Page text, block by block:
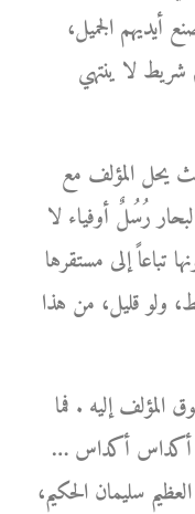
أيديهم الجميل،
شريط لا ينتهي
يحل المؤلف مع
رُسُلٌ أوفياء لا
تباعاً إلى مستقرها
ولو قليل، من هذا
المؤلف إليه . فما
أكداس أكداس …
سليمان الحكيم،